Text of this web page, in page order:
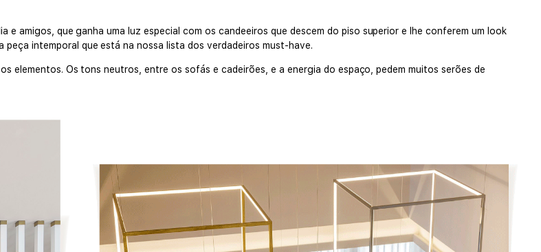
e amigos, que ganha uma luz especial com os candeeiros que descem do piso superior e lhe conferem um look
intemporal que está na nossa lista dos verdadeiros must-have.
elementos. Os tons neutros, entre os sofás e cadeirões, e a energia do espaço, pedem muitos serões de